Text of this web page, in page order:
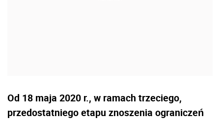
Od 18 maja 2020 r., w ramach trzeciego,
przedostatniego etapu znoszenia ograniczeń